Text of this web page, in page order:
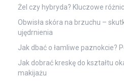
Żel czy hybryda? Kluczowe
Obwisła skóra na brzuchu –
ujędrnienia
Jak dbać o łamliwe paznokcie?
Jak dobrać kreskę do kształtu
makijażu